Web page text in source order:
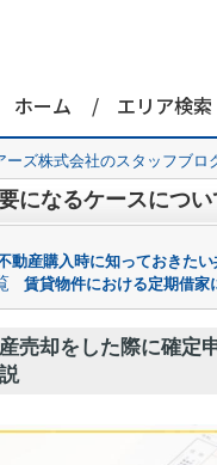
ホーム エリア検索
ーズ株式会社のスタッフブロ
になるケースにつ
動産購入時に知っておきた
賃貸物件における定期借
売却をした際に確定